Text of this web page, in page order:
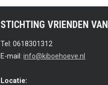
STICHTING VRIENDEN VAN
Tel: 0618301312
E-mail:info@kiboehoeve.nl
Locatie: